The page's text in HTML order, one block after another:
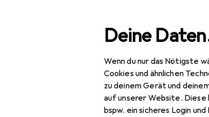
Deine
Wenn du nur das Nötigste
Cookies und ähnlichen
zu deinem Gerät und
auf unserer Website. Diese
bspw. ein sicheres Login
Navigation nach Kategorien Gesamtsortiment